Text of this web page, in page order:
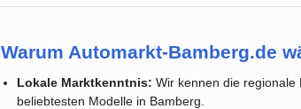
Warum Automarkt-Bamberg.de
Lokale Marktkenntnis: Wir kennen die regionale
beliebtesten Modelle in Bamberg.